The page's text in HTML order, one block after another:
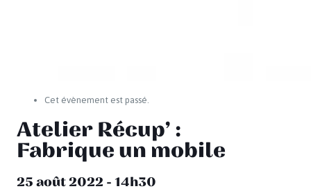
Cet évènement est passé.
Atelier Récup’ :
Fabrique un mobile
25 août 2022 - 14h30